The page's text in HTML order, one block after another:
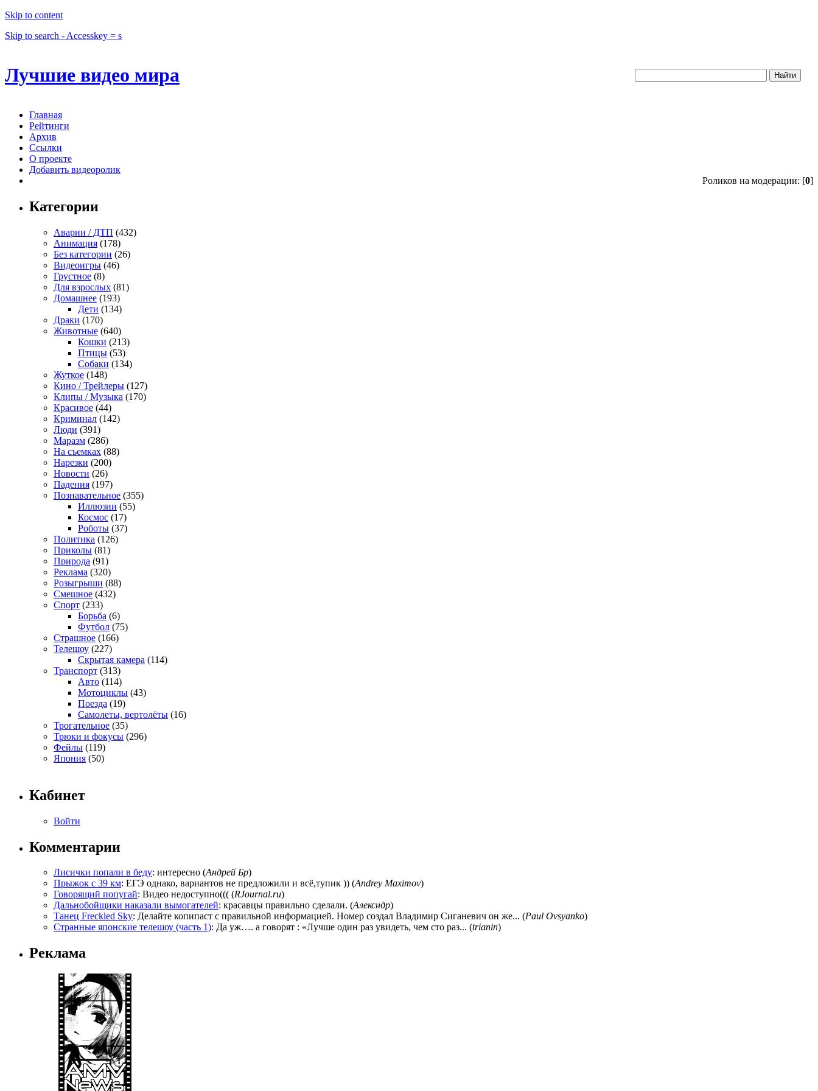
Skip to content
Skip to search - Accesskey = s
Лучшие видео мира
Главная
Рейтинги
Архив
Ссылки
О проекте
Добавить видеоролик
Роликов на модерации: [0]
Категории
Аварии / ДТП (432)
Анимация (178)
Без категории (26)
Видеоигры (46)
Грустное (8)
Для взрослых (81)
Домашнее (193)
Дети (134)
Драки (170)
Животные (640)
Кошки (213)
Птицы (53)
Собаки (134)
Жуткое (148)
Кино / Трейлеры (127)
Клипы / Музыка (170)
Красивое (44)
Криминал (142)
Люди (391)
Маразм (286)
На съемках (88)
Нарезки (200)
Новости (26)
Падения (197)
Познавательное (355)
Иллюзии (55)
Космос (17)
Роботы (37)
Политика (126)
Приколы (81)
Природа (91)
Реклама (320)
Розыгрыши (88)
Смешное (432)
Спорт (233)
Борьба (6)
Футбол (75)
Страшное (166)
Телешоу (227)
Скрытая камера (114)
Транспорт (313)
Авто (114)
Мотоциклы (43)
Поезда (19)
Самолеты, вертолёты (16)
Трогательное (35)
Трюки и фокусы (296)
Фейлы (119)
Япония (50)
Кабинет
Войти
Комментарии
Лисички попали в беду: интересно (Андрей Бр)
Прыжок с 39 км: ЕГЭ однако, вариантов не предложили и всё,тупик )) (Andrey Maximov)
Говорящий попугай: Видео недоступно((( (RJournal.ru)
Дальнобойщики наказали вымогателей: красавцы правильно сделали. (Алексндр)
Танец Freckled Sky: Делайте копипаст с правильной информацией. Номер создал Владимир Сиганевич он же... (Paul Ovsyanko)
Странные японские телешоу (часть 1): Да уж…. а говорят : «Лучше один раз увидеть, чем сто раз... (trianin)
Реклама